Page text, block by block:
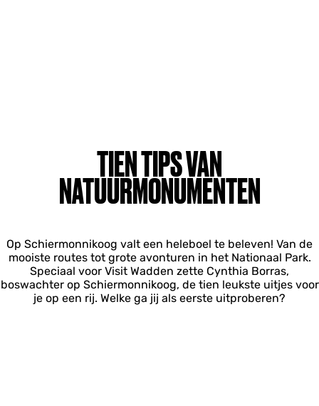
TIEN TIPS VAN
NATUURMONUMENTEN
Op Schiermonnikoog valt een heleboel te beleven! Van de
mooiste routes tot grote avonturen in het Nationaal Park.
Speciaal voor Visit Wadden zette Cynthia Borras,
boswachter op Schiermonnikoog, de tien leukste uitjes voor
je op een rij. Welke ga jij als eerste uitproberen?